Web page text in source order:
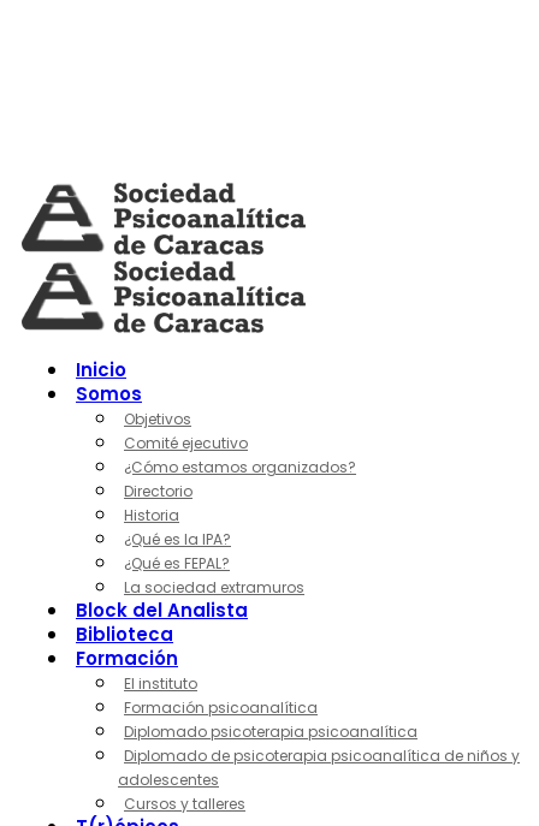
Inicio
Somos
Objetivos
Comité ejecutivo
¿Cómo estamos organizados?
Directorio
Historia
¿Qué es la IPA?
¿Qué es FEPAL?
La sociedad extramuros
Block del Analista
Biblioteca
Formación
El instituto
Formación psicoanalítica
Diplomado psicoterapia psicoanalítica
Diplomado de psicoterapia psicoanalítica de niños y
adolescentes
Cursos y talleres